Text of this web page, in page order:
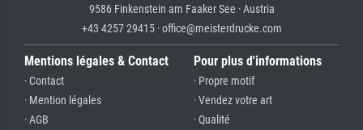
9586 Finkenstein am Faaker See · Austria
+43 4257 29415 · office@meisterdrucke.com
Mentions légales & Contact
· Contact
· Mention légales
· AGB
Pour plus d'informations
· Propre motif
· Vendez votre art
· Qualité